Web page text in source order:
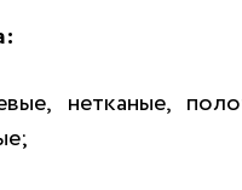
нетканые,